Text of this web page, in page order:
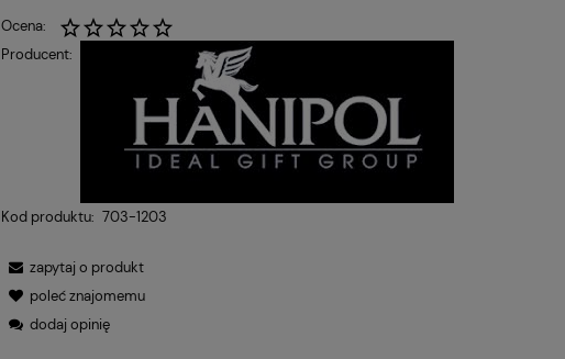
Ocena:
Producent:
Kod produktu: 703-1203
zapytaj o produkt
poleć znajomemu
dodaj opinię